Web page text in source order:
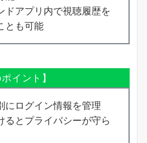
ドアプリ内で視聴履歴を
とも可能
イント】
にログイン情報を管理
るとプライバシーが守ら